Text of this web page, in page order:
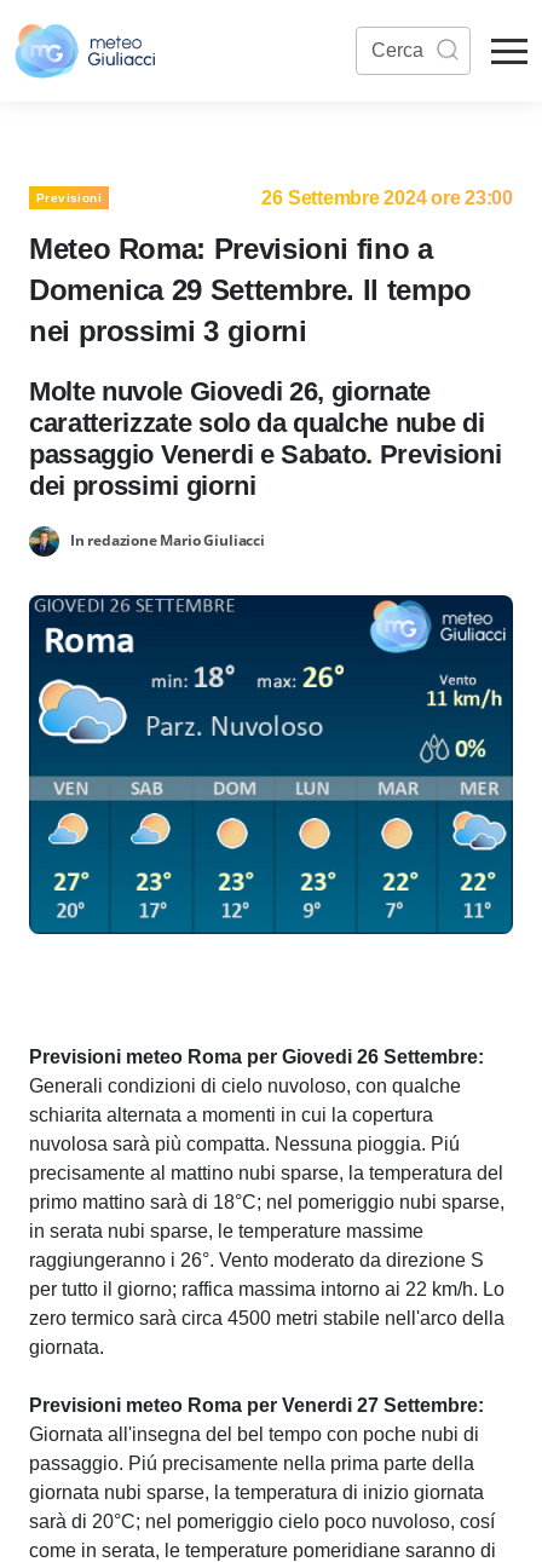
Previsioni 26 Settembre 2024 ore 23:00
Meteo Roma: Previsioni fino a
Domenica 29 Settembre. Il tempo
nei prossimi 3 giorni
Molte nuvole Giovedi 26, giornate
caratterizzate solo da qualche nube di
passaggio Venerdi e Sabato. Previsioni
dei prossimi giorni
In redazione Mario Giuliacci
Previsioni meteo Roma per Giovedi 26 Settembre:
Generali condizioni di cielo nuvoloso, con qualche
schiarita alternata a momenti in cui la copertura
nuvolosa sarà più compatta. Nessuna pioggia. Piú
precisamente al mattino nubi sparse, la temperatura del
primo mattino sarà di 18°C; nel pomeriggio nubi sparse,
in serata nubi sparse, le temperature massime
raggiungeranno i 26°. Vento moderato da direzione S
per tutto il giorno; raffica massima intorno ai 22 km/h. Lo
zero termico sarà circa 4500 metri stabile nell'arco della
giornata.
Previsioni meteo Roma per Venerdi 27 Settembre:
Giornata all'insegna del bel tempo con poche nubi di
passaggio. Piú precisamente nella prima parte della
giornata nubi sparse, la temperatura di inizio giornata
sarà di 20°C; nel pomeriggio cielo poco nuvoloso, cosí
come in serata, le temperature pomeridiane saranno di